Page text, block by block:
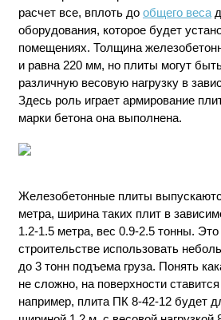
расчет все, вплоть до общего веса
оборудования, которое будет
помещениях. Толщина
и равна 220 мм, но плиты могут
различную весовую нагрузку в
Здесь роль играет армирование
марки бетона она выполнена.
Железобетонные плиты
метра, ширина таких плит в
1.2-1.5 метра, вес 0.9-2.5 тонны. Это
строительстве использовать
до 3 тонн подъема груза. Понять
не сложно, на поверхности
например, плита ПК 8-42-12 будет